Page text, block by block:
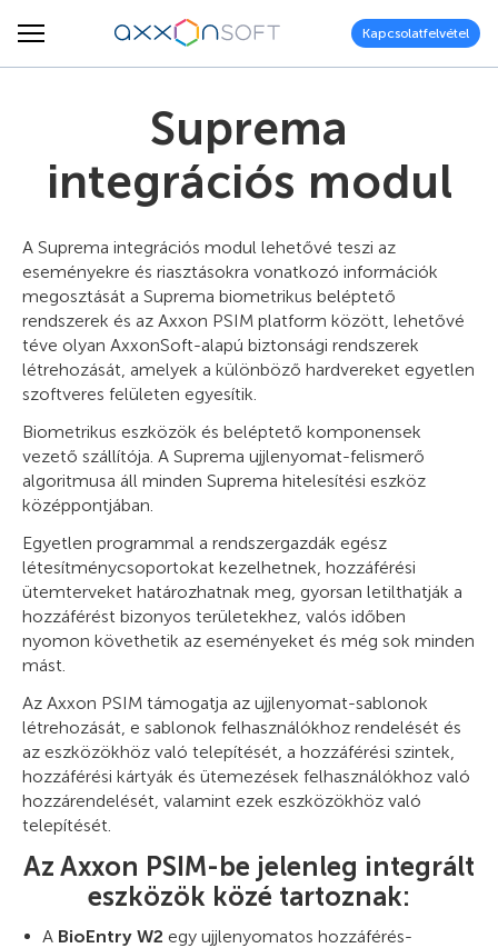
Kapcsolatfelvétel
Suprema
integrációs modul
A Suprema integrációs modul lehetővé teszi az
eseményekre és riasztásokra vonatkozó információk
megosztását a Suprema biometrikus beléptető
rendszerek és az Axxon PSIM platform között, lehetővé
téve olyan AxxonSoft-alapú biztonsági rendszerek
létrehozását, amelyek a különböző hardvereket egyetlen
szoftveres felületen egyesítik.
Biometrikus eszközök és beléptető komponensek
vezető szállítója. A Suprema ujjlenyomat-felismerő
algoritmusa áll minden Suprema hitelesítési eszköz
középpontjában.
Egyetlen programmal a rendszergazdák egész
létesítménycsoportokat kezelhetnek, hozzáférési
ütemterveket határozhatnak meg, gyorsan letilthatják a
hozzáférést bizonyos területekhez, valós időben
nyomon követhetik az eseményeket és még sok minden
mást.
Az Axxon PSIM támogatja az ujjlenyomat-sablonok
létrehozását, e sablonok felhasználókhoz rendelését és
az eszközökhöz való telepítését, a hozzáférési szintek,
hozzáférési kártyák és ütemezések felhasználókhoz való
hozzárendelését, valamint ezek eszközökhöz való
telepítését.
Az Axxon PSIM-be jelenleg integrált
eszközök közé tartoznak:
A BioEntry W2 egy ujjlenyomatos hozzáférés-